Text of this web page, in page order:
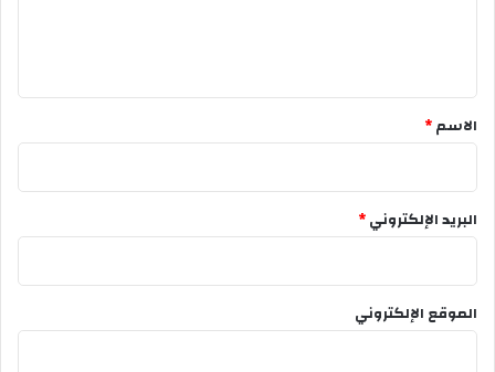
*
الاسم*
البريد الإلكتروني*
الموقع الإلكتروني